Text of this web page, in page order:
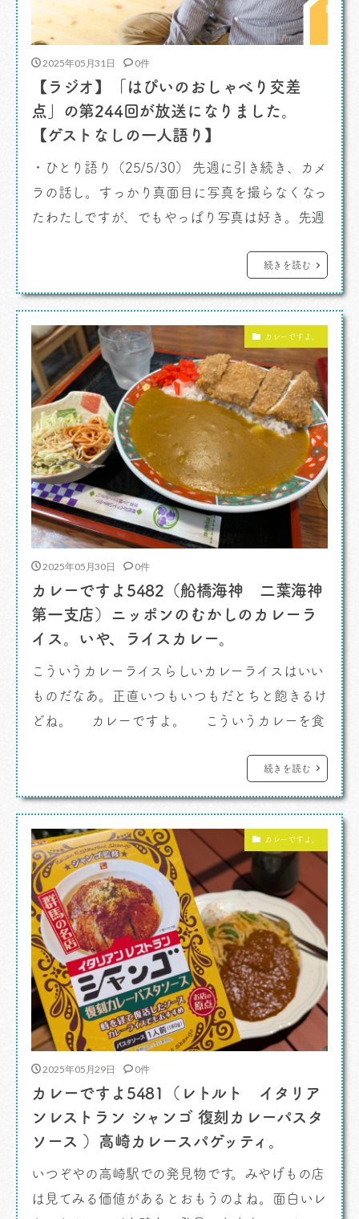
2025年05月31日 0件
【ラジオ】「はぴいのおしゃべり交差
点」の第244回が放送になりました。
【ゲストなしの一人語り】
・ひとり語り（25/5/30） 先週に引き続き、カメ
ラの話し。すっかり真面目に写真を撮らなくなっ
たわたしですが、でもやっぱり写真は好き。先週
しました。そのながれで4月の中頃に買ったトイ
デジカメの話しを少し。これが面白いんだ。感熱
ルのもの。 これで写真を撮るとインスタントカ
メラで撮る世界で1枚きりの写真とちょと似 […]
続きを読む
カレーですよ。
2025年05月30日 0件
カレーですよ5482（船橋海神 二葉海神
第一支店）ニッポンのむかしのカレーラ
イス。いや、ライスカレー。
こういうカレーライスらしいカレーライスはいい
ものだなあ。正直いつもいつもだとちと飽きるけ
どね。 カレーですよ。 こういうカレーを食
す。スパイスカレーとかインドカレーとかが氾濫
する現在、そもそもニッポンのカレーライスはこ
こされ目が覚めるんですよ。そしてわたしに
[…]
続きを読む
カレーですよ。
2025年05月29日 0件
カレーですよ5481（レトルト イタリア
ンレストラン シャンゴ 復刻カレーパスタ
ソース ）高崎カレースパゲッティ。
いつぞやの高崎駅での発見物です。みやげもの店
は見てみる価値があるとおもうのよね。面白いレ